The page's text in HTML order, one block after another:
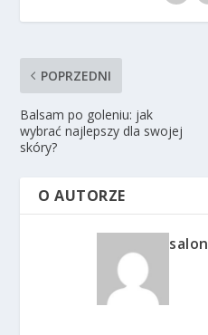
POPRZEDNI
Balsam po goleniu: jak
wybrać najlepszy dla swojej
skóry?
O AUTORZE